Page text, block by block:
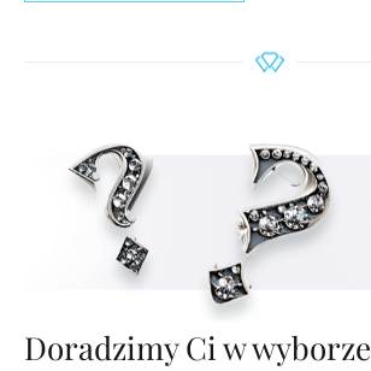
Doradzimy Ci w wyborze